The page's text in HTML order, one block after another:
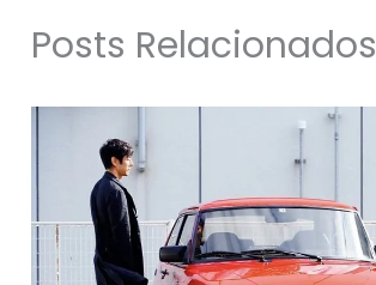
Posts Relacionados